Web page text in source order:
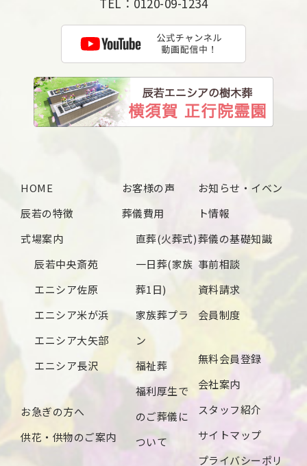
2025年1月
2024年12月
2024年4月
2024年3月
2024年1月
2023年12月
HOME
辰若の特徴
式場案内
辰若中央斎苑
エニシア佐原
エニシア米が浜
エニシア大矢部
エニシア長沢
お急ぎの方へ
供花・供物のご案内
お客様の声
葬儀費用
直葬(火葬式)
一日葬(家族
葬1日)
家族葬プラ
ン
福祉葬
福利厚生で
のご葬儀に
ついて
お知らせ・イベン
ト情報
葬儀の基礎知識
事前相談
資料請求
会員制度
無料会員登録
会社案内
スタッフ紹介
サイトマップ
プライバシーポリ